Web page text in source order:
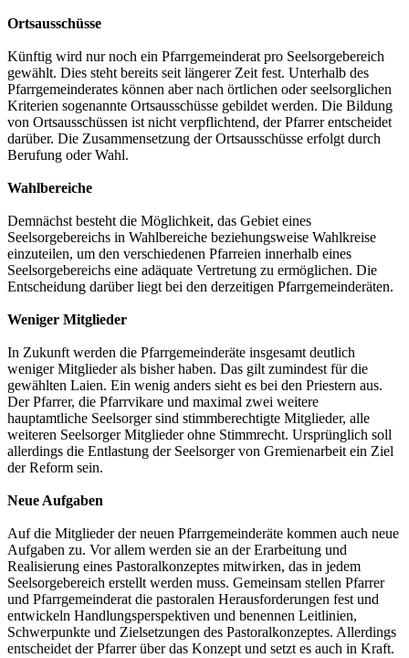
Ortsausschüsse
Künftig wird nur noch ein Pfarrgemeinderat pro Seelsorgebereich
gewählt. Dies steht bereits seit längerer Zeit fest. Unterhalb des
Pfarrgemeinderates können aber nach örtlichen oder seelsorglichen
Kriterien sogenannte Ortsausschüsse gebildet werden. Die Bildung
von Ortsausschüssen ist nicht verpflichtend, der Pfarrer entscheidet
darüber. Die Zusammensetzung der Ortsausschüsse erfolgt durch
Berufung oder Wahl.
Wahlbereiche
Demnächst besteht die Möglichkeit, das Gebiet eines
Seelsorgebereichs in Wahlbereiche beziehungsweise Wahlkreise
einzuteilen, um den verschiedenen Pfarreien innerhalb eines
Seelsorgebereichs eine adäquate Vertretung zu ermöglichen. Die
Entscheidung darüber liegt bei den derzeitigen Pfarrgemeinderäten.
Weniger Mitglieder
In Zukunft werden die Pfarrgemeinderäte insgesamt deutlich
weniger Mitglieder als bisher haben. Das gilt zumindest für die
gewählten Laien. Ein wenig anders sieht es bei den Priestern aus.
Der Pfarrer, die Pfarrvikare und maximal zwei weitere
hauptamtliche Seelsorger sind stimmberechtigte Mitglieder, alle
weiteren Seelsorger Mitglieder ohne Stimmrecht. Ursprünglich soll
allerdings die Entlastung der Seelsorger von Gremienarbeit ein Ziel
der Reform sein.
Neue Aufgaben
Auf die Mitglieder der neuen Pfarrgemeinderäte kommen auch neue
Aufgaben zu. Vor allem werden sie an der Erarbeitung und
Realisierung eines Pastoralkonzeptes mitwirken, das in jedem
Seelsorgebereich erstellt werden muss. Gemeinsam stellen Pfarrer
und Pfarrgemeinderat die pastoralen Herausforderungen fest und
entwickeln Handlungsperspektiven und benennen Leitlinien,
Schwerpunkte und Zielsetzungen des Pastoralkonzeptes. Allerdings
entscheidet der Pfarrer über das Konzept und setzt es auch in Kraft.